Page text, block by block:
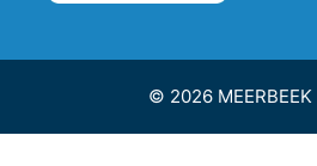
© 2026 MEERBEEK |